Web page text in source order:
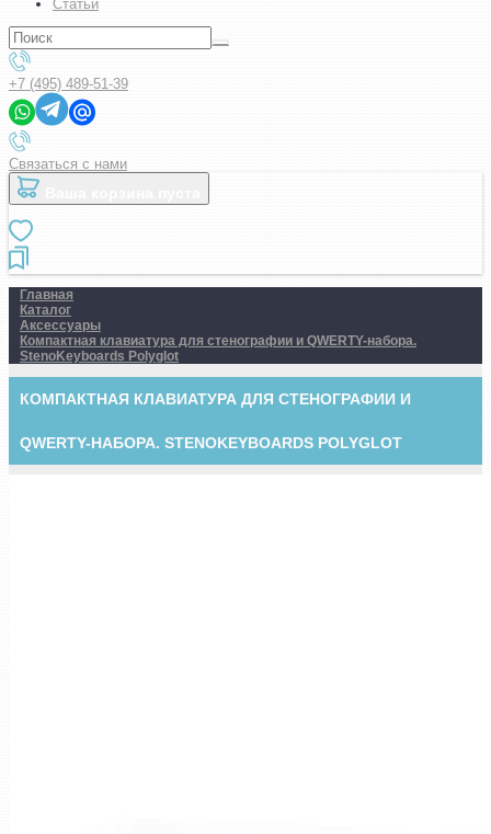
Статьи
+7 (495) 489-51-39
Связаться с нами
Главная
Каталог
Аксессуары
Компактная клавиатура для стенографии и QWERTY-набора.
StenoKeyboards Polyglot
КОМПАКТНАЯ КЛАВИАТУРА ДЛЯ СТЕНОГРАФИИ И
QWERTY-НАБОРА. STENOKEYBOARDS POLYGLOT